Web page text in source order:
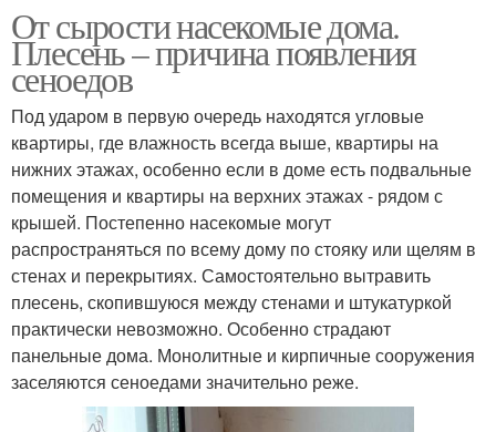
От сырости насекомые дома.
Плесень – причина появления
сеноедов
Под ударом в первую очередь находятся угловые
квартиры, где влажность всегда выше, квартиры на
нижних этажах, особенно если в доме есть подвальные
помещения и квартиры на верхних этажах - рядом с
крышей. Постепенно насекомые могут
распространяться по всему дому по стояку или щелям в
стенах и перекрытиях. Самостоятельно вытравить
плесень, скопившуюся между стенами и штукатуркой
практически невозможно. Особенно страдают
панельные дома. Монолитные и кирпичные сооружения
заселяются сеноедами значительно реже.